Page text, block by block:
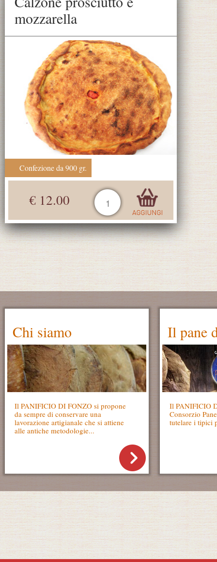
mozzarella
Confezione da 900 gr.
€ 12.00
Chi siamo
Il PANIFICIO DI FONZO si propone
da sempre di conservare una
lavorazione artigianale che si attiene
alle antiche metodologie...
Il pane
Il PANIFICIO
Consorzio
tutelare i tipici